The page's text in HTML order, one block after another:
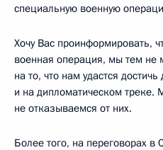
специальную военную
Хочу Вас проинформировать,
военная операция, мы тем не
на то, что нам удастся
и на дипломатическом
не отказываемся от них.
Более того, на переговорах